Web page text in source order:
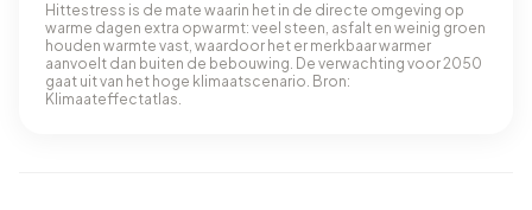
Hittestress is de mate waarin het in de directe omgeving op
warme dagen extra opwarmt: veel steen, asfalt en weinig groen
houden warmte vast, waardoor het er merkbaar warmer
aanvoelt dan buiten de bebouwing. De verwachting voor 2050
gaat uit van het hoge klimaatscenario. Bron:
Klimaateffectatlas.